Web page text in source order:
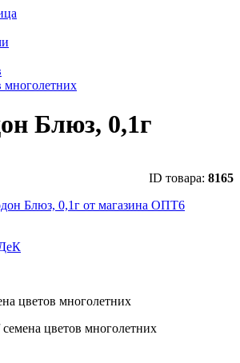
многолетних
Блюз, 0,1г
ID товара: 8165
цветов многолетних
семена цветов многолетних